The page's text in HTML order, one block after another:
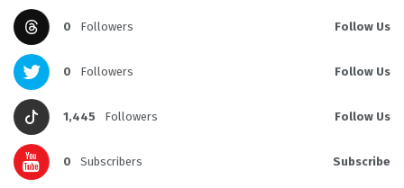
0 Followers Follow Us
0 Followers Follow Us
1,445 Followers Follow Us
0 Subscribers Subscribe